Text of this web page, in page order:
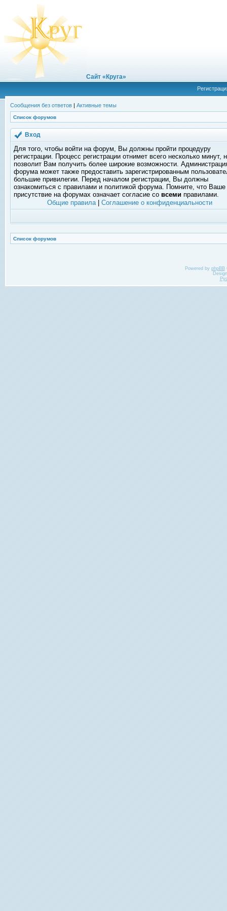
Сайт «Круга»
Сообщения без ответов | Активные темы
Список форумов
Вход
Для того, чтобы войти на форум, Вы должны пройти процедуру
регистрации. Процесс регистрации отнимет всего несколько минут,
позволит Вам получить более широкие возможности.
форума может также предоставить зарегистрированным
большие привилегии. Перед началом регистрации, Вы должны
ознакомиться с правилами и политикой форума. Помните, что Ваше
присутствие на форумах означает согласие со всеми правилами.
Общие правила| Соглашение о конфиденциальности
Список форумов
Powered by phpBB